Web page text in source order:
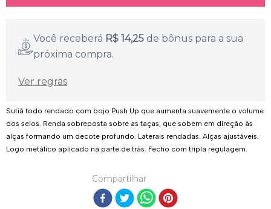
Você receberá R$14,25 de bônus para a sua
próxima compra.
Ver regras
Sutiã todo rendado com bojo Push Up que aumenta suavemente o volume
dos seios. Renda sobreposta sobre as taças, que sobem em direção às
alças formando um decote profundo. Laterais rendadas. Alças ajustáveis.
Logo metálico aplicado na parte de trás. Fecho com tripla regulagem.
Compartilhar